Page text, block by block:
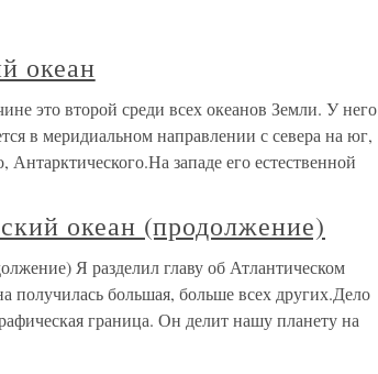
океан
это второй среди всех океанов Земли. У него
в меридиальном направлении с севера на юг,
западе его естественной
океан (продолжение)
Я разделил главу об Атлантическом
получилась большая, больше всех других.Дело
граница. Он делит нашу планету на